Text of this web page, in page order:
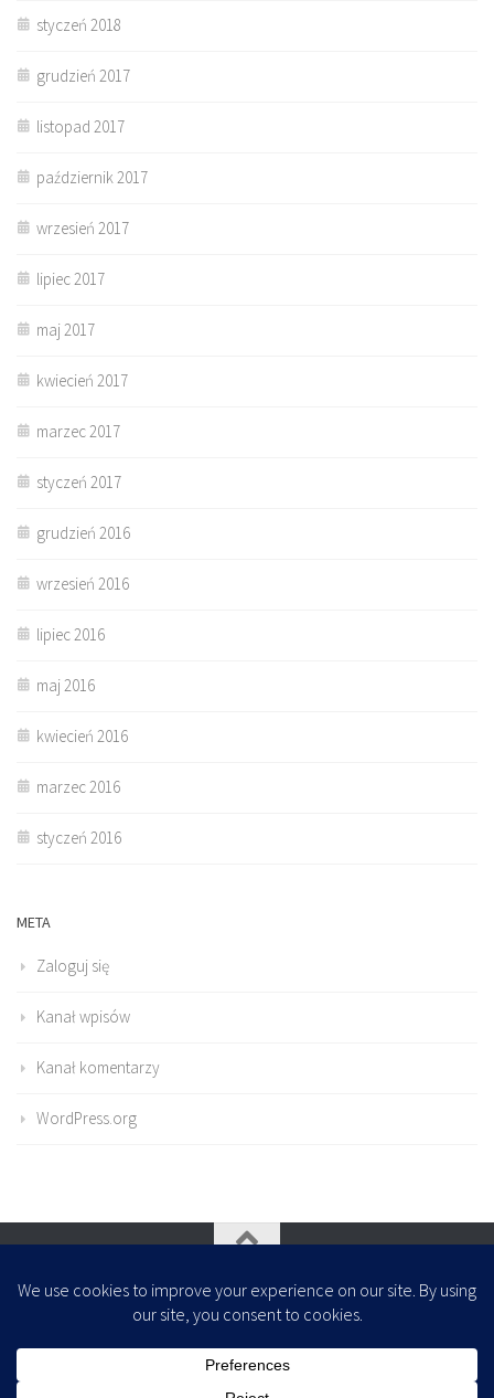
styczeń 2018
grudzień 2017
listopad 2017
październik 2017
wrzesień 2017
lipiec 2017
maj 2017
kwiecień 2017
marzec 2017
styczeń 2017
grudzień 2016
wrzesień 2016
lipiec 2016
maj 2016
kwiecień 2016
marzec 2016
styczeń 2016
META
Zaloguj się
Kanał wpisów
Kanał komentarzy
WordPress.org
- Zaprojektowany z